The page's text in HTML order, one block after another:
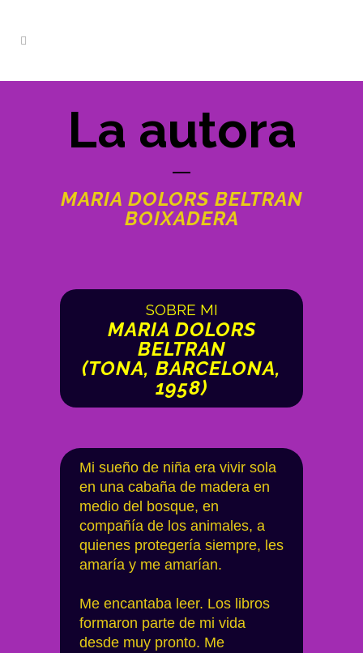
La autora
MARIA DOLORS BELTRAN
BOIXADERA
SOBRE MI
MARIA DOLORS
BELTRAN
(TONA, BARCELONA,
1958)
Mi sueño de niña era vivir sola
en una cabaña de madera en
medio del bosque, en
compañía de los animales, a
quienes protegería siempre, les
amaría y me amarían.
Me encantaba leer. Los libros
formaron parte de mi vida
desde muy pronto. Me